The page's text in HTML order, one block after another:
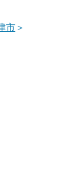
＞
市